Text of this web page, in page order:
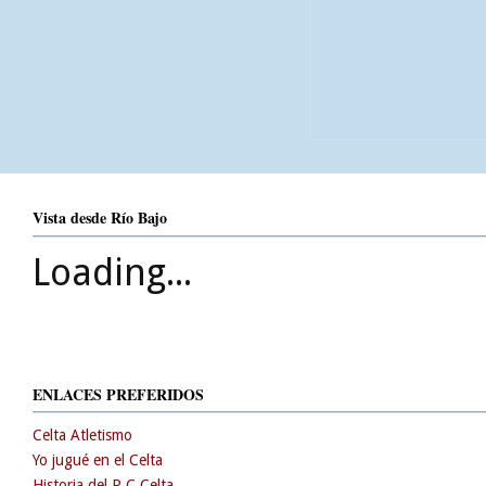
Vista desde Río Bajo
Loading...
ENLACES PREFERIDOS
Celta Atletismo
Yo jugué en el Celta